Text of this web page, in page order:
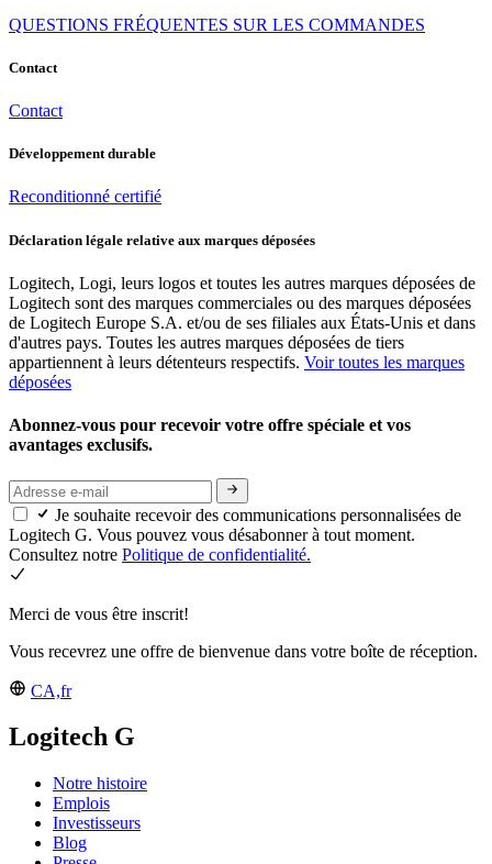
QUESTIONS FRÉQUENTES SUR LES COMMANDES
Contact
Contact
Développement durable
Reconditionné certifié
Déclaration légale relative aux marques déposées
Logitech, Logi, leurs logos et toutes les autres marques déposées de
Logitech sont des marques commerciales ou des marques déposées
de Logitech Europe S.A. et/ou de ses filiales aux États-Unis et dans
d'autres pays. Toutes les autres marques déposées de tiers
appartiennent à leurs détenteurs respectifs. Voir toutes les marques
déposées
Abonnez-vous pour recevoir votre offre spéciale et vos
avantages exclusifs.
Je souhaite recevoir des communications personnalisées de
Logitech G. Vous pouvez vous désabonner à tout moment.
Consultez notre Politique de confidentialité.
Merci de vous être inscrit!
Vous recevrez une offre de bienvenue dans votre boîte de réception.
CA,fr
Logitech G
Notre histoire
Emplois
Investisseurs
Blog